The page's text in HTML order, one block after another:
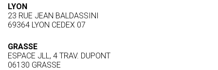
LYON
23 RUE JEAN BALDASSINI
69364 LYON CEDEX 07
GRASSE
ESPACE JLL, 4 TRAV. DUPONT
06130 GRASSE